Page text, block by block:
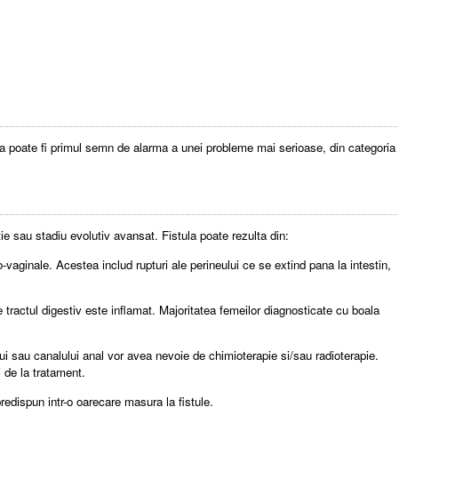
fi primul semn de alarma a unei probleme mai serioase, din categoria
sau stadiu evolutiv avansat. Fistula poate rezulta din:
Acestea includ rupturi ale perineului ce se extind pana la intestin,
digestiv este inflamat. Majoritatea femeilor diagnosticate cu boala
canalului anal vor avea nevoie de chimioterapie si/sau radioterapie.
la tratament.
intr-o oarecare masura la fistule.